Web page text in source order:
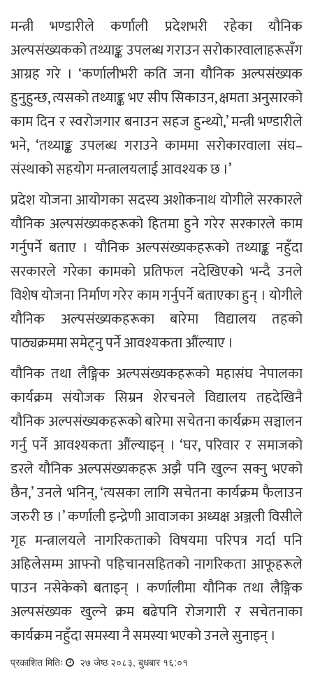
मन्त्री भण्डारीले कर्णाली प्रदेशभरी रहेका यौनिक
अल्पसंख्यकको तथ्याङ्क उपलब्ध गराउन सरोकारवालाहरूसँग
आग्रह गरे । ‘कर्णालीभरी कति जना यौनिक अल्पसंख्यक
हुनुहुन्छ, त्यसको तथ्याङ्क भए सीप सिकाउन, क्षमता अनुसारको
काम दिन र स्वरोजगार बनाउन सहज हुन्थ्यो,’ मन्त्री भण्डारीले
भने, ‘तथ्याङ्क उपलब्ध गराउने काममा सरोकारवाला संघ–
संस्थाको सहयोग मन्त्रालयलाई आवश्यक छ ।’
प्रदेश योजना आयोगका सदस्य अशोकनाथ योगीले सरकारले
यौनिक अल्पसंख्यकहरूको हितमा हुने गरेर सरकारले काम
गर्नुपर्ने बताए । यौनिक अल्पसंख्यकहरूको तथ्याङ्क नहुँदा
सरकारले गरेका कामको प्रतिफल नदेखिएको भन्दै उनले
विशेष योजना निर्माण गरेर काम गर्नुपर्ने बताएका हुन् । योगीले
यौनिक अल्पसंख्यकहरूका बारेमा विद्यालय तहको
पाठ्यक्रममा समेट्नु पर्ने आवश्यकता औंल्याए ।
यौनिक तथा लैङ्गिक अल्पसंख्यकहरूको महासंघ नेपालका
कार्यक्रम संयोजक सिम्रन शेरचनले विद्यालय तहदेखिनै
यौनिक अल्पसंख्यकहरूको बारेमा सचेतना कार्यक्रम सञ्चालन
गर्नु पर्ने आवश्यकता औंल्याइन् । ‘घर, परिवार र समाजको
डरले यौनिक अल्पसंख्यकहरू अझै पनि खुल्न सक्नु भएको
छैन,’ उनले भनिन्, ‘त्यसका लागि सचेतना कार्यक्रम फैलाउन
जरुरी छ ।’ कर्णाली इन्द्रेणी आवाजका अध्यक्ष अञ्जली विसीले
गृह मन्त्रालयले नागरिकताको विषयमा परिपत्र गर्दा पनि
अहिलेसम्म आफ्नो पहिचानसहितको नागरिकता आफूहरूले
पाउन नसेकेको बताइन् । कर्णालीमा यौनिक तथा लैङ्गिक
अल्पसंख्यक खुल्ने क्रम बढेपनि रोजगारी र सचेतनाका
कार्यक्रम नहुँदा समस्या नै समस्या भएको उनले सुनाइन् ।
प्रकाशित मितिः २७ जेष्ठ २०८३, बुधबार १६:०१